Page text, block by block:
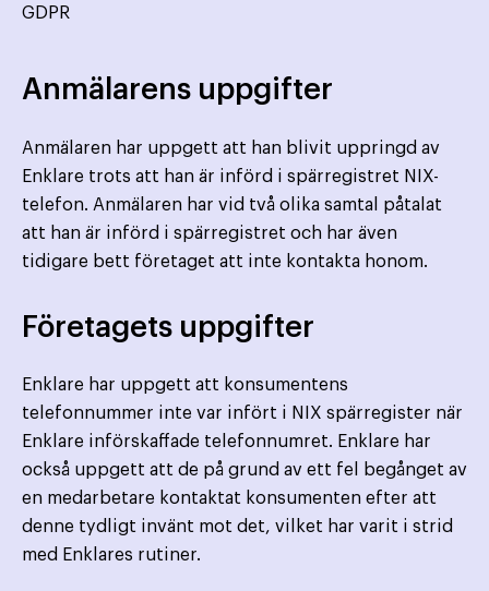
GDPR
Anmälarens uppgifter
Anmälaren har uppgett att han blivit uppringd av
Enklare trots att han är införd i spärregistret NIX-
telefon. Anmälaren har vid två olika samtal påtalat
att han är införd i spärregistret och har även
tidigare bett företaget att inte kontakta honom.
Företagets uppgifter
Enklare har uppgett att konsumentens
telefonnummer inte var infört i NIX spärregister när
Enklare införskaffade telefonnumret. Enklare har
också uppgett att de på grund av ett fel begånget av
en medarbetare kontaktat konsumenten efter att
denne tydligt invänt mot det, vilket har varit i strid
med Enklares rutiner.